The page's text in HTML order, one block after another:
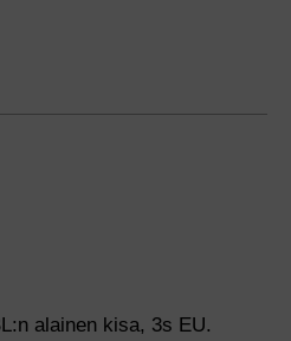
alainen kisa, 3s EU.